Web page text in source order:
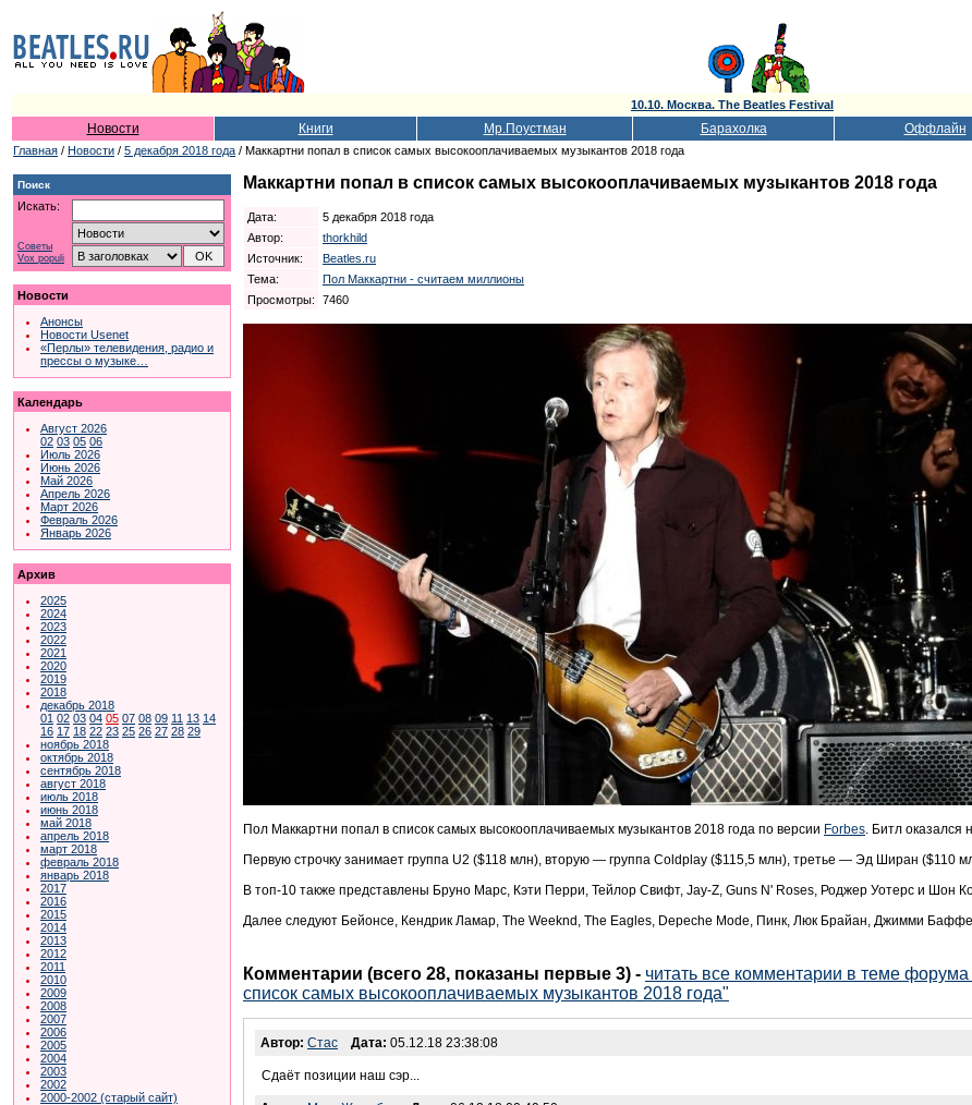
10.10. Москва. The Beatles Festival
Новости Книги Мр.Поустман Барахолка Оффлайн
Главная / Новости / 5 декабря 2018 года / Маккартни попал в список самых высокооплачиваемых музыкантов 2018 года
Поиск
Искать:
Советы
Vox populi
Новости
Анонсы
Новости Usenet
«Перлы» телевидения, радио и
прессы о музыке…
Календарь
Август 2026
02 03 05 06
Июль 2026
Июнь 2026
Май 2026
Апрель 2026
Март 2026
Февраль 2026
Январь 2026
Архив
2025
2024
2023
2022
2021
2020
2019
2018
декабрь 2018
01 02 03 04 05 07 08 09 11 13 14
16 17 18 22 23 25 26 27 28 29
ноябрь 2018
октябрь 2018
сентябрь 2018
август 2018
июль 2018
июнь 2018
май 2018
апрель 2018
март 2018
февраль 2018
январь 2018
2017
2016
2015
2014
2013
2012
2011
2010
2009
2008
2007
2006
2005
2004
2003
2002
2000-2002 (старый сайт)
Маккартни попал в список самых высокооплачиваемых музыкантов 2018 года
Дата:
5 декабря 2018 года
Автор:
thorkhild
Источник:
Beatles.ru
Тема:
Пол Маккартни - считаем миллионы
Просмотры:
7460
Пол Маккартни попал в список самых высокооплачиваемых музыкантов 2018 года по версии Forbes . Битл оказался
Первую строчку занимает группа U2 ($118 млн), вторую — группа Coldplay ($115,5 млн), третье — Эд Ширан ($110
В топ-10 также представлены Бруно Марс, Кэти Перри, Тейлор Свифт, Jay-Z, Guns N' Roses, Роджер Уотерс и Шон
Далее следуют Бейонсе, Кендрик Ламар, The Weeknd, The Eagles, Depeche Mode, Пинк, Люк Брайан, Джимми
Комментарии (всего 28, показаны первые 3) - читать все комментарии в теме
список самых высокооплачиваемых музыкантов 2018 года"
Автор: Стас Дата: 05.12.18 23:38:08
Сдаёт позиции наш сэр...